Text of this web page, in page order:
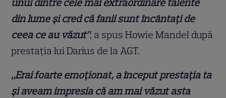
unul dintre cele mai extraordinare talente
din lume și cred că fanii sunt încântați de
ceea ce au văzut”, a spus Howie Mandel după
prestația lui Darius de la AGT.
„Erai foarte emoționat, a început prestația ta
și aveam impresia că am mai văzut asta